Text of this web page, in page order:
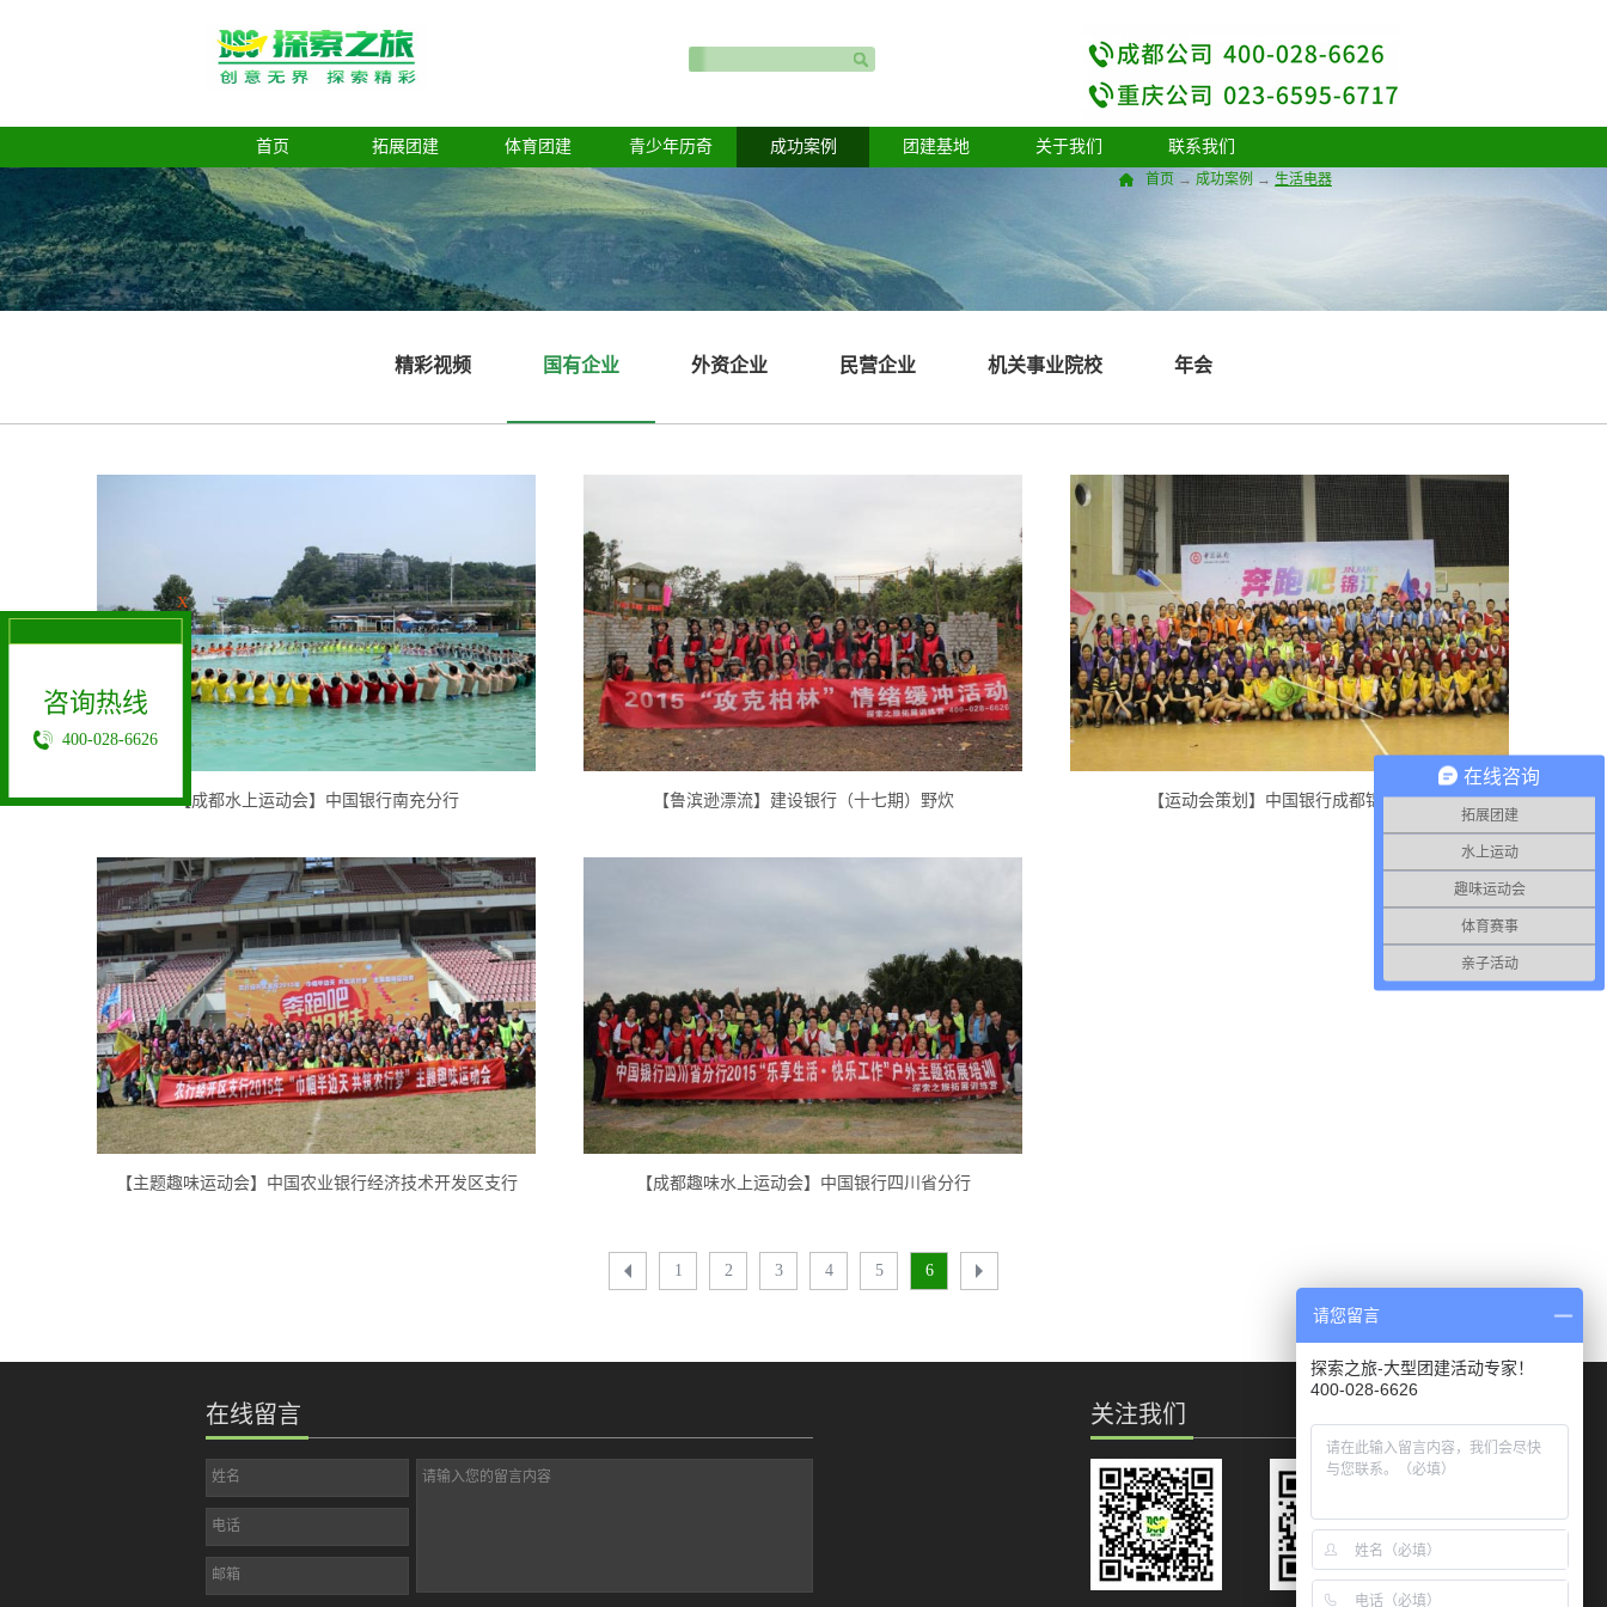
首页 拓展团建 体育团建 青少年历奇 成功案例 团建基地 关于我们 联系我们
首页 → 成功案例 → 生活电器
精彩视频 国有企业 外资企业 民营企业 机关事业院校 年会
【成都水上运动会】中国银行南充分行 【鲁滨逊漂流】建设银行（十七期）野炊 【运动会策划】中国银行成都锦江支行
【主题趣味运动会】中国农业银行经济技术开发区支行 【成都趣味水上运动会】中国银行四川省分行
1 2 3 4 5 6
在线留言 关注我们
姓名
电话
邮箱
请输入您的留言内容
X
咨询热线
400-028-6626
在线咨询
拓展团建
水上运动
趣味运动会
体育赛事
亲子活动
请您留言
探索之旅-大型团建活动专家！
400-028-6626